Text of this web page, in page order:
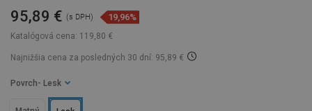
Katalógová cena: 119,80 €
95,89 € (s DPH) 19,96%
Najnižšia cena za posledných 30 dní: 95,89 €
Povrch - Lesk